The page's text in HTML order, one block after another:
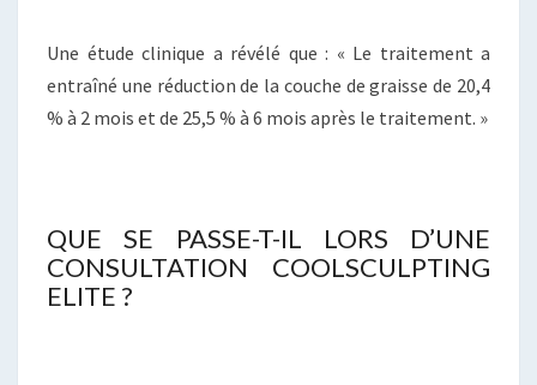
Une étude clinique a révélé que : « Le traitement a
entraîné une réduction de la couche de graisse de 20,4
% à 2 mois et de 25,5 % à 6 mois après le traitement. »
QUE SE PASSE-T-IL LORS D’UNE
CONSULTATION COOLSCULPTING
ELITE ?